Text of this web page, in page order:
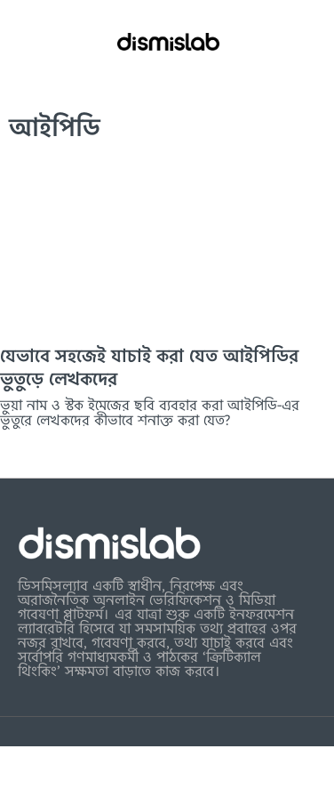
আইপিডি
যেভাবে সহজেই যাচাই করা যেত আইপিডির
ভুতুড়ে লেখকদের
ভুয়া নাম ও স্টক ইমেজের ছবি ব্যবহার করা আইপিডি-এর
ভুতুরে লেখকদের কীভাবে শনাক্ত করা যেত?
ডিসমিসল্যাব একটি স্বাধীন, নিরপেক্ষ এবং
অরাজনৈতিক অনলাইন ভেরিফিকেশন ও মিডিয়া
গবেষণা প্লাটফর্ম। এর যাত্রা শুরু একটি ইনফরমেশন
ল্যাবরেটরি হিসেবে যা সমসাময়িক তথ্য প্রবাহের ওপর
নজর রাখবে, গবেষণা করবে, তথ্য যাচাই করবে এবং
সর্বোপরি গণমাধ্যমকর্মী ও পাঠকের ‘ক্রিটিক্যাল
থিংকিং’ সক্ষমতা বাড়াতে কাজ করবে।